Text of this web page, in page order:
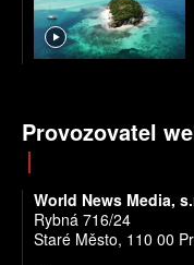
Provozovatel
World News Media,
Rybná 716/24
Staré Město, 110 00